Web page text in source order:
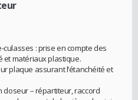
: prise en compte des
et matériaux plastique.
plaque assurant l’étanchéité et
doseur – répartiteur, raccord